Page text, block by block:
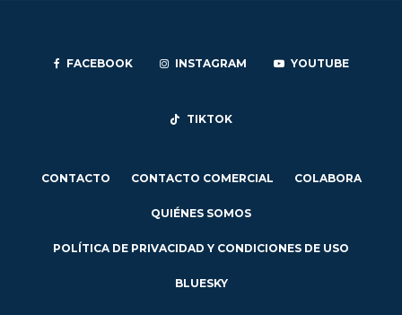
FACEBOOK INSTAGRAM YOUTUBE
TIKTOK
CONTACTO CONTACTO COMERCIAL COLABORA
QUIÉNES SOMOS
POLÍTICA DE PRIVACIDAD Y CONDICIONES DE USO
BLUESKY